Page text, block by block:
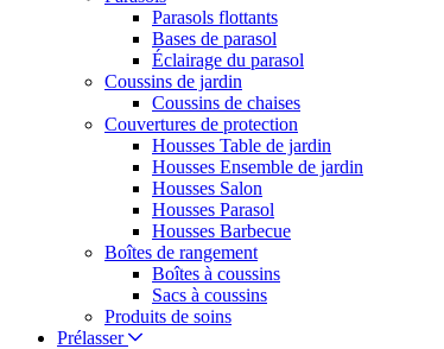
Parasols flottants
Bases de parasol
Éclairage du parasol
Coussins de jardin
Coussins de chaises
Couvertures de protection
Housses Table de jardin
Housses Ensemble de jardin
Housses Salon
Housses Parasol
Housses Barbecue
Boîtes de rangement
Boîtes à coussins
Sacs à coussins
Produits de soins
Prélasser